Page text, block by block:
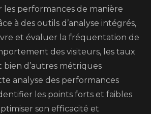
les performances de manière
à des outils d’analyse intégrés,
et évaluer la fréquentation de
des visiteurs, les taux
bien d’autres métriques
analyse des performances
les points forts et faibles
son efficacité et